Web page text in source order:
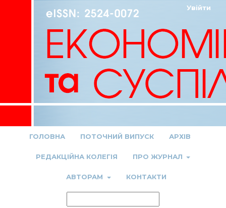
ГОЛОВНА ПОТОЧНИЙ ВИПУСК АРХІВ
РЕДАКЦІЙНА КОЛЕГІЯ ПРО ЖУРНАЛ
АВТОРАМ КОНТАКТИ
Увійти